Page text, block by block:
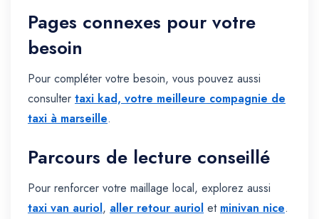
Pages connexes pour votre
besoin
Pour compléter votre besoin, vous pouvez aussi
consulter taxi kad, votre meilleure compagnie de
taxi à marseille.
Parcours de lecture conseillé
Pour renforcer votre maillage local, explorez aussi
taxi van auriol, aller retour auriol et minivan nice.